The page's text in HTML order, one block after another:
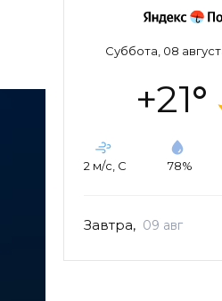
Суббота, 08
+21°
2 м/с, С 78%
Завтра, 09 авг